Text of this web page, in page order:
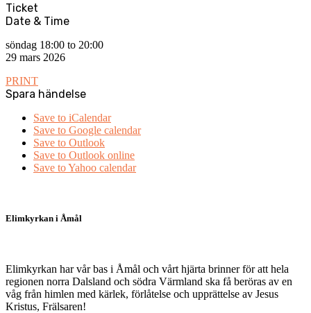
Ticket
Date & Time
söndag 18:00 to 20:00
29 mars 2026
PRINT
Spara händelse
Save to iCalendar
Save to Google calendar
Save to Outlook
Save to Outlook online
Save to Yahoo calendar
Elimkyrkan i Åmål
Elimkyrkan har vår bas i Åmål och vårt hjärta brinner för att hela
regionen norra Dalsland och södra Värmland ska få beröras av en
våg från himlen med kärlek, förlåtelse och upprättelse av Jesus
Kristus, Frälsaren!